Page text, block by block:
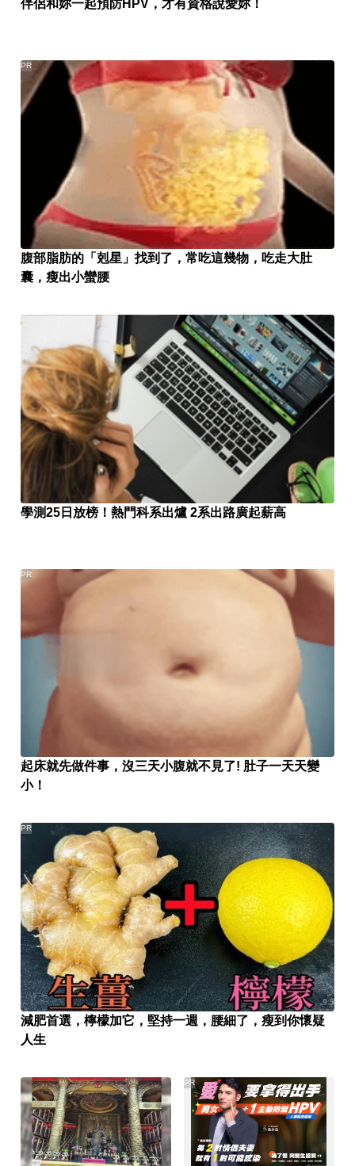
伴侶和妳一起預防HPV，才有資格說愛妳！
腹部脂肪的「剋星」找到了，常吃這幾物，吃走大肚
囊，瘦出小蠻腰
PR
學測25日放榜！熱門科系出爐 2系出路廣起薪高
起床就先做件事，沒三天小腹就不見了! 肚子一天天變
小！
PR
減肥首選，檸檬加它，堅持一週，腰細了，瘦到你懷疑
人生
PR
PR